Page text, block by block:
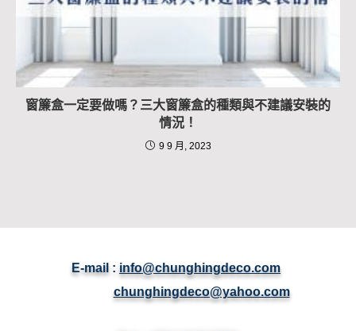
窗簾盒一定要做嗎？三大窗簾盒的種類與不建議安裝的
情況！
9 9 月, 2023
E-mail : info@chunghingdeco.com
chunghingdeco@yahoo.com